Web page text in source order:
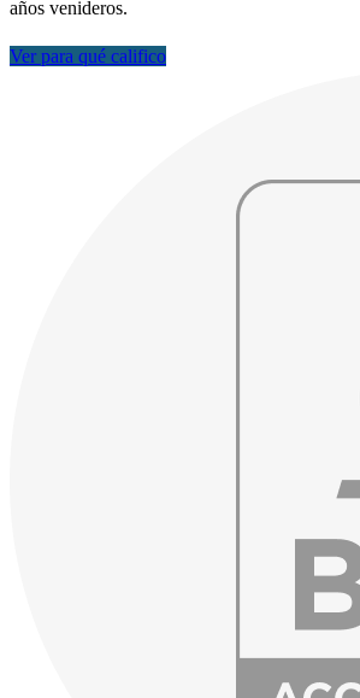
años venideros.
Ver para qué califico